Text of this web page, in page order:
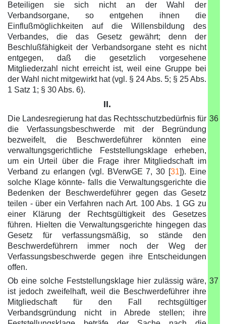
Beteiligen sie sich nicht an der Wahl der
Verbandsorgane, so entgehen ihnen die
Einflußmöglichkeiten auf die Willensbildung des
Verbandes, die das Gesetz gewährt; denn der
Beschlußfähigkeit der Verbandsorgane steht es nicht
entgegen, daß die gesetzlich vorgesehene
Mitgliederzahl nicht erreicht ist, weil eine Gruppe bei
der Wahl nicht mitgewirkt hat (vgl. § 24 Abs. 5; § 25 Abs.
1 Satz 1; § 30 Abs. 6).
II.
Die Landesregierung hat das Rechtsschutzbedürfnis für
die Verfassungsbeschwerde mit der Begründung
bezweifelt, die Beschwerdeführer könnten eine
verwaltungsgerichtliche Feststellungsklage erheben,
um ein Urteil über die Frage ihrer Mitgliedschaft im
Verband zu erlangen (vgl. BVerwGE 7, 30 [31]). Eine
solche Klage könnte- falls die Verwaltungsgerichte die
Bedenken der Beschwerdeführer gegen das Gesetz
teilen - über ein Verfahren nach Art. 100 Abs. 1 GG zu
einer Klärung der Rechtsgültigkeit des Gesetzes
führen. Hielten die Verwaltungsgerichte hingegen das
Gesetz für verfassungsmäßig, so stände den
Beschwerdeführern immer noch der Weg der
Verfassungsbeschwerde gegen ihre Entscheidungen
offen.
36
Ob eine solche Feststellungsklage hier zulässig wäre,
ist jedoch zweifelhaft, weil die Beschwerdeführer ihre
Mitgliedschaft für den Fall rechtsgültiger
Verbandsgründung nicht in Abrede stellen; ihre
37